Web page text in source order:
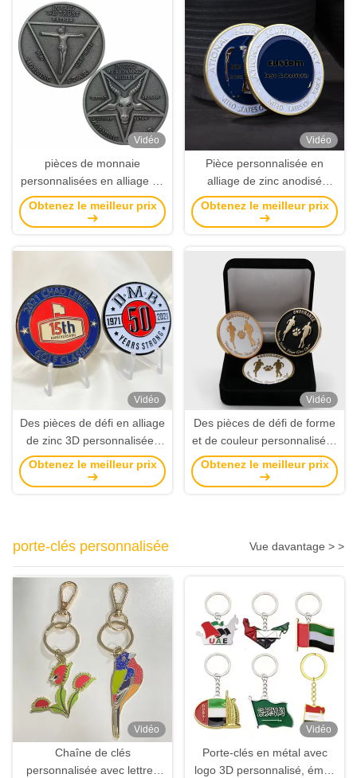
Vidéo
pièces de monnaie
personnalisées en alliage de
zinc de qualité supérieure
avec émail double face pour
commémorations
Obtenez le meilleur prix
Vidéo
Pièce personnalisée en
alliage de zinc anodisé
d'argent avec logo
personnalisé à des fins
Obtenez le meilleur prix
Vidéo
Des pièces de défi en alliage
de zinc 3D personnalisées
avec finition dorée pour
cadeaux commémoratifs
Obtenez le meilleur prix
Vidéo
Des pièces de défi de forme
et de couleur personnalisées
avec estampage sous
pression pour des besoins
Obtenez le meilleur prix
porte-clés personnalisée Vue davantage > >
Vidéo
Chaîne de clés
personnalisée avec lettres
Vidéo
Porte-clés en métal avec
logo 3D personnalisé, émail